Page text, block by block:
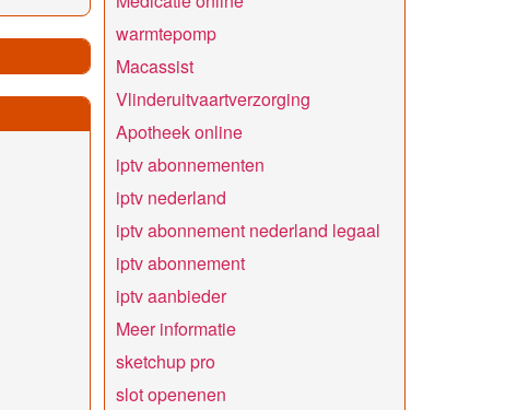
warmtepomp
Macassist
Vlinderuitvaartverzorging
Apotheek online
iptv abonnementen
iptv nederland
iptv abonnement nederland legaal​
iptv abonnement
iptv aanbieder
Meer informatie
sketchup pro
slot openenen